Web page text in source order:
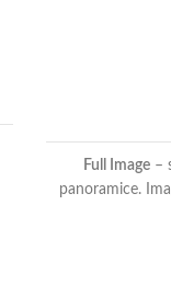
Full Image–
panoramice.